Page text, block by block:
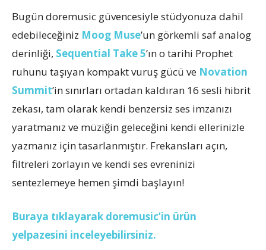
Bugün doremusic güvencesiyle stüdyonuza dahil
edebileceğiniz Moog Muse’un görkemli saf analog
derinliği, Sequential Take 5’ın o tarihi Prophet
ruhunu taşıyan kompakt vuruş gücü ve Novation
Summit’in sınırları ortadan kaldıran 16 sesli hibrit
zekası, tam olarak kendi benzersiz ses imzanızı
yaratmanız ve müziğin geleceğini kendi ellerinizle
yazmanız için tasarlanmıştır. Frekansları açın,
filtreleri zorlayın ve kendi ses evreninizi
sentezlemeye hemen şimdi başlayın!
Buraya tıklayarak doremusic’in ürün
yelpazesini inceleyebilirsiniz.